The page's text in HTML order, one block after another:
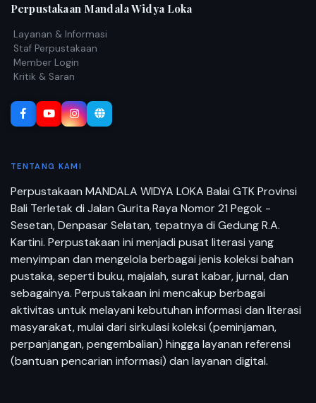
Perpustakaan Mandala Widya Loka
Layanan & Informasi
Staf Perpustakaan
Member Login
Kritik & Saran
TENTANG KAMI
Perpustakaan MANDALA WIDYA LOKA Balai GTK Provinsi
Bali Terletak di Jalan Gurita Raya Nomor 21 Pegok -
Sesetan, Denpasar Selatan, tepatnya di Gedung R.A.
Kartini. Perpustakaan ini menjadi pusat literasi yang
menyimpan dan mengelola berbagai jenis koleksi bahan
pustaka, seperti buku, majalah, surat kabar, jurnal, dan
sebagainya. Perpustakaan ini mencakup berbagai
aktivitas untuk melayani kebutuhan informasi dan literasi
masyarakat, mulai dari sirkulasi koleksi (peminjaman,
perpanjangan, pengembalian) hingga layanan referensi
(bantuan pencarian informasi) dan layanan digital.